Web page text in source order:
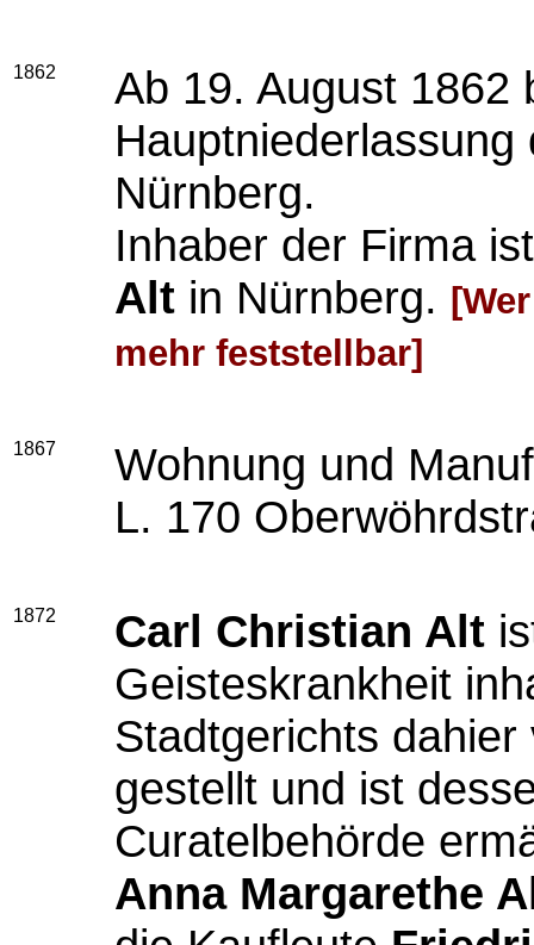
1862
Ab 19. August 1862
Nürnberg.
Inhaber der Firma
Alt in Nürnberg.
mehr feststellbar]
1867
Wohnung und
L. 170
1872 Carl Christian Alt
Geisteskrankheit
Stadtgerichts
gestellt und ist
Curatelbehörde
Anna Margarethe